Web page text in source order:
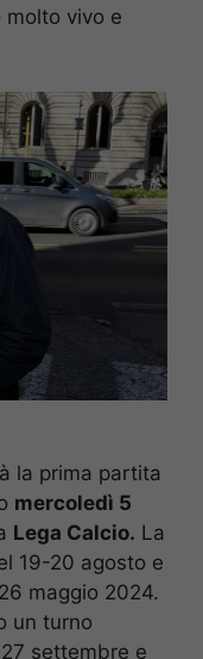
molto vivo e
la prima partita
mercoledì 5
Lega Calcio. La
19-20 agosto e
maggio 2024.
un turno
settembre e